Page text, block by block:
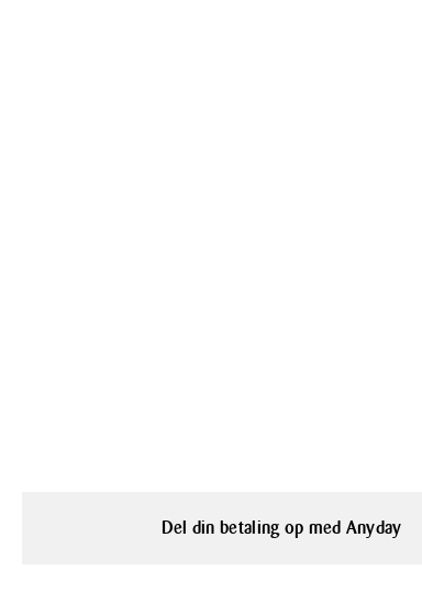
Del din betaling op med Anyday